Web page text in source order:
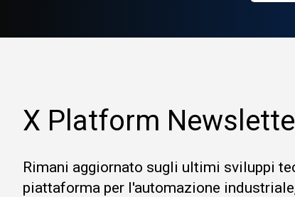
X Platform
Rimani aggiornato sugli ultimi sviluppi
piattaforma per l'automazione